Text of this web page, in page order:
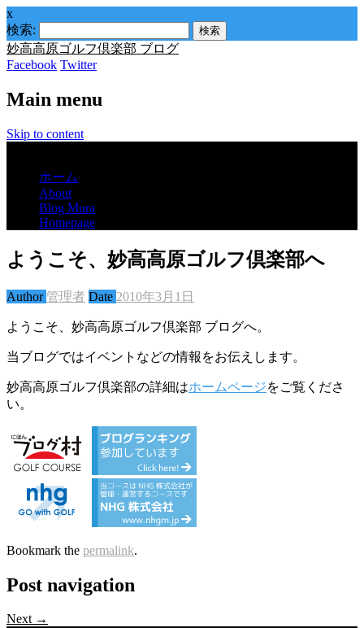
x
検索:
妙高高原ゴルフ倶楽部 ブログ
Facebook Twitter
Main menu
Skip to content
ホーム
About
Blog Mura
Homepage
ようこそ、妙高高原ゴルフ倶楽部へ
Author 管理者 Date 2010年3月1日
ようこそ、妙高高原ゴルフ倶楽部 ブログへ。
当ブログではイベントなどの情報をお伝えします。
妙高高原ゴルフ倶楽部の詳細はホームページをご覧くださ
い。
Bookmark the permalink.
Post navigation
Next →